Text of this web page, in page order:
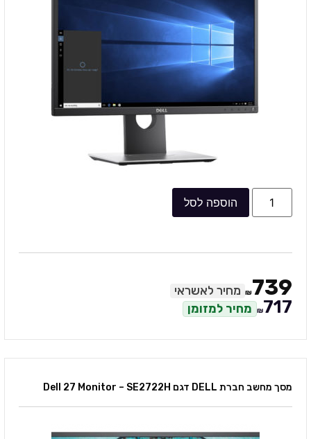
הוספה לסל
₪739 מחיר לאשראי
₪717 מחיר למזומן
מסך מחשב חברת DELL דגם Dell 27 Monitor – SE2722H